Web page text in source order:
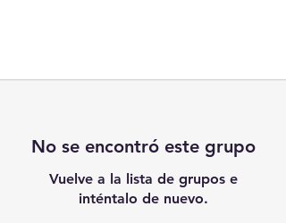
No se encontró este grupo
Vuelve a la lista de grupos e
inténtalo de nuevo.